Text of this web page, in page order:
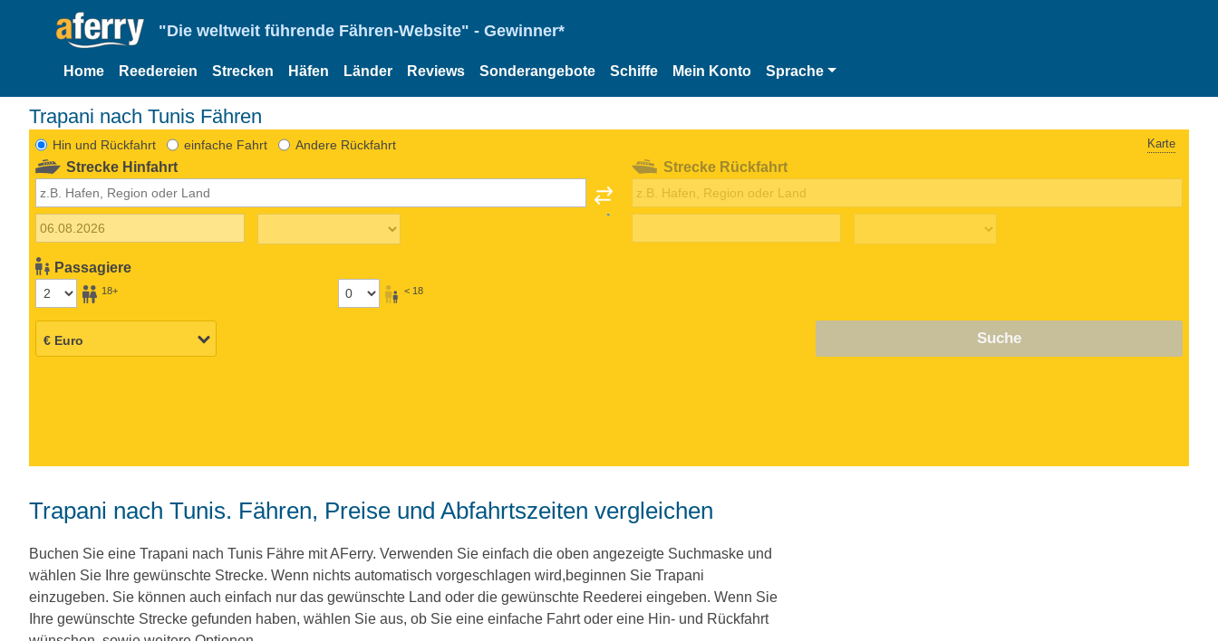
"Die weltweit führende Fähren-Website" - Gewinner*
Home Reedereien Strecken Häfen Länder Reviews Sonderangebote Schiffe Mein Konto Sprache
Trapani nach Tunis Fähren
Hin und Rückfahrt einfache Fahrt Andere Rückfahrt Karte
Strecke Hinfahrt
Passagiere
18+ < 18
Strecke Rückfahrt
Suche
Trapani nach Tunis. Fähren, Preise und Abfahrtszeiten vergleichen
Buchen Sie eine Trapani nach Tunis Fähre mit AFerry. Verwenden Sie einfach die oben angezeigte Suchmaske und
wählen Sie Ihre gewünschte Strecke. Wenn nichts automatisch vorgeschlagen wird,beginnen Sie Trapani
einzugeben. Sie können auch einfach nur das gewünschte Land oder die gewünschte Reederei eingeben. Wenn Sie
Ihre gewünschte Strecke gefunden haben, wählen Sie aus, ob Sie eine einfache Fahrt oder eine Hin- und Rückfahrt